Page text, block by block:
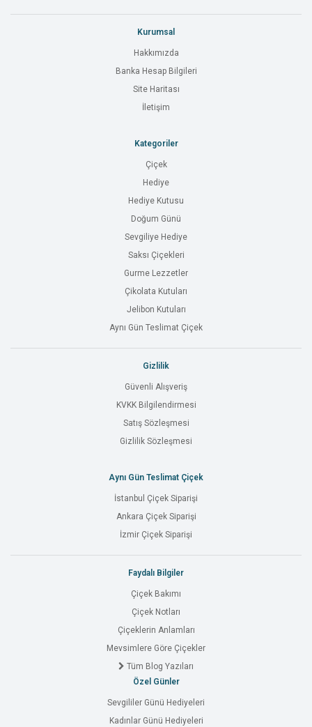
Kurumsal
Hakkımızda
Banka Hesap Bilgileri
Site Haritası
İletişim
Kategoriler
Çiçek
Hediye
Hediye Kutusu
Doğum Günü
Sevgiliye Hediye
Saksı Çiçekleri
Gurme Lezzetler
Çikolata Kutuları
Jelibon Kutuları
Aynı Gün Teslimat Çiçek
Gizlilik
Güvenli Alışveriş
KVKK Bilgilendirmesi
Satış Sözleşmesi
Gizlilik Sözleşmesi
Aynı Gün Teslimat Çiçek
İstanbul Çiçek Siparişi
Ankara Çiçek Siparişi
İzmir Çiçek Siparişi
Faydalı Bilgiler
Çiçek Bakımı
Çiçek Notları
Çiçeklerin Anlamları
Mevsimlere Göre Çiçekler
Tüm Blog Yazıları
Özel Günler
Sevgililer Günü Hediyeleri
Kadınlar Günü Hediyeleri